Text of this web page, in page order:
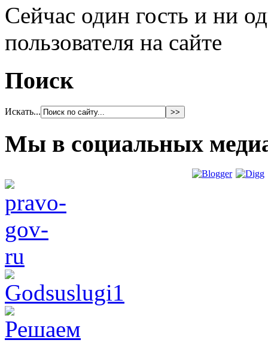
Сейчас один гость и ни
пользователя на сайте
Поиск
Искать...
Мы в социальных